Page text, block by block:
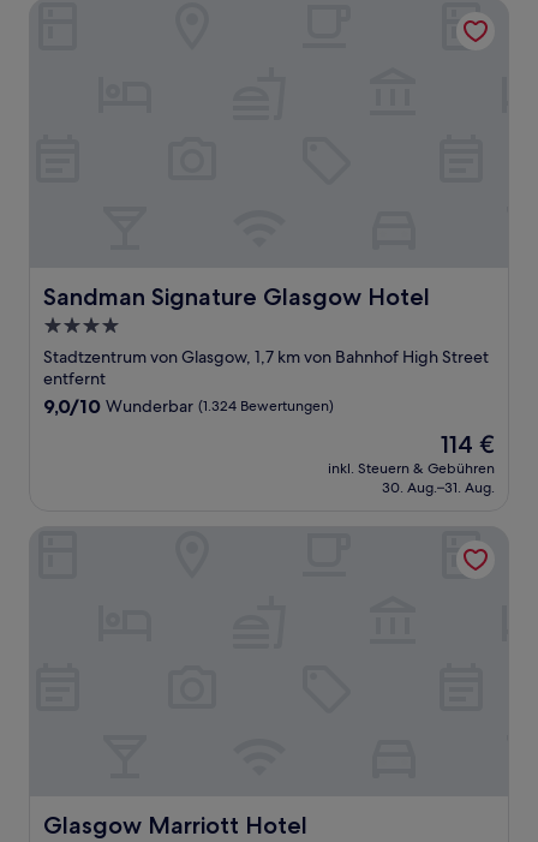
Sandman Signature Glasgow Hotel
Sandman Signature Glasgow Hotel
4.0-
Sterne-
Unterkunft
Stadtzentrum von Glasgow, 1,7 km von Bahnhof High Street
entfernt
9.0
9,0/10 Wunderbar (1.324 Bewertungen)
Der
Preis
beträgt
114 €
inkl. Steuern & Gebühren
30. Aug.–31. Aug.
Glasgow Marriott Hotel
Glasgow Marriott Hotel